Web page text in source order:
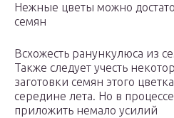
Нежные цветы можно
семян
Всхожесть ранункулюса из
Также следует учесть
заготовки семян этого
середине лета. Но в
приложить немало усилий